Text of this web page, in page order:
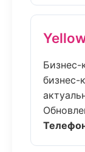
Бизнес-
бизнес-